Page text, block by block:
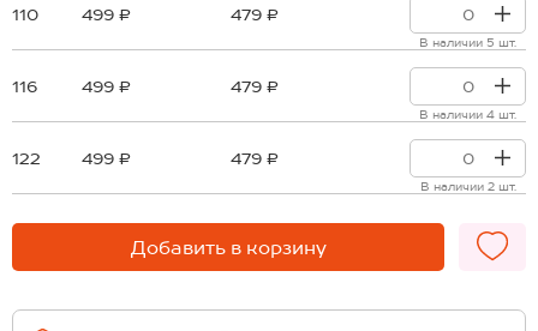
110 499 ₽ 479 ₽
В наличии 5 шт.
116 499 ₽ 479 ₽
В наличии 4 шт.
122 499 ₽ 479 ₽
В наличии 2 шт.
Добавить в корзину